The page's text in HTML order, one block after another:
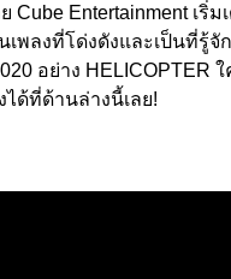
Cube Entertainment เริ่ม
เพลงที่โด่งดังและเป็นที่รู้
อย่าง HELICOPTER ใ
ด้ที่ด้านล่างนี้เลย!